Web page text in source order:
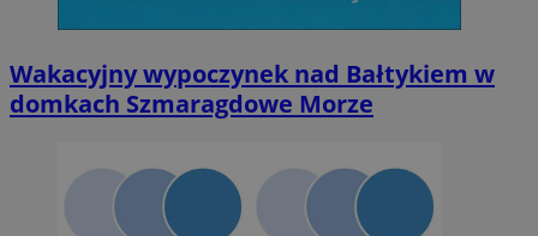
Wakacyjny wypoczynek nad Bałtykiem w
domkach Szmaragdowe Morze
Niesklasyfikowane
Niezbędne Wydajność Targetowanie